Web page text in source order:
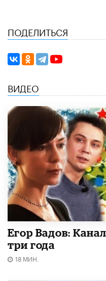
ПОДЕЛИТЬСЯ
ВИДЕО
Егор Вадов:
три года
18 МИН.